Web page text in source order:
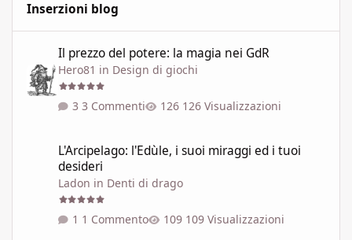
Inserzioni blog
Il prezzo del potere: la magia nei GdR
Hero81 in Design di giochi
3 Commenti 126 Visualizzazioni
L'Arcipelago: l'Edùle, i suoi miraggi ed i tuoi
desideri
Ladon in Denti di drago
1 Commento 109 Visualizzazioni